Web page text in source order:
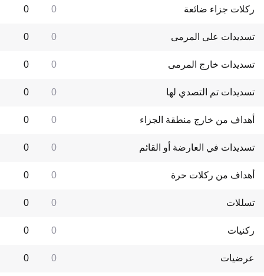
ركلات جزاء ضائعة 0
0
تسديدات على المرمى 0
0
تسديدات خارج المرمى 0
0
تسديدات تم التصدي لها 0
0
أهداف من خارج منطقة الجزاء 0
0
تسديدات في العارضة أو القائم 0
0
أهداف من ركلات حرة 0
0
تسللات 0
0
ركنيات 0
0
عرضيات 0
0